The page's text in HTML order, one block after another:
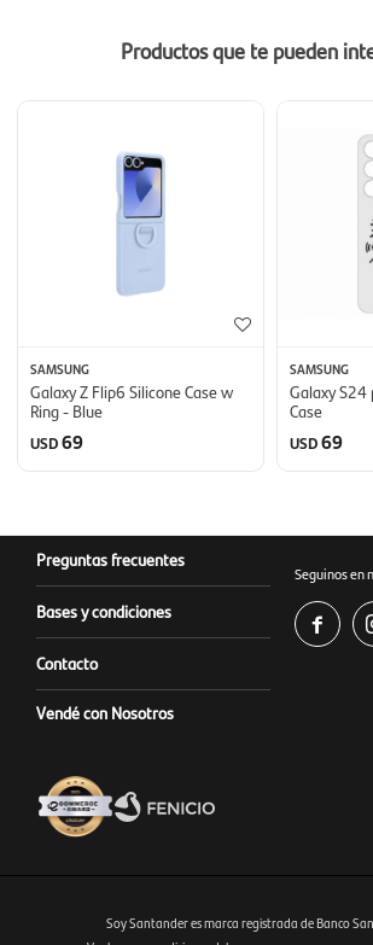
Productos que te pueden
SAMSUNG
Galaxy Z Flip6 Silicone Case w
Ring - Blue
USD69
SAMSUNG
Galaxy S24
Case
USD69
Preguntas frecuentes
Bases y condiciones
Contacto
Vendé con Nosotros
Seguinos en

Soy Santander es marca registrada de Banco